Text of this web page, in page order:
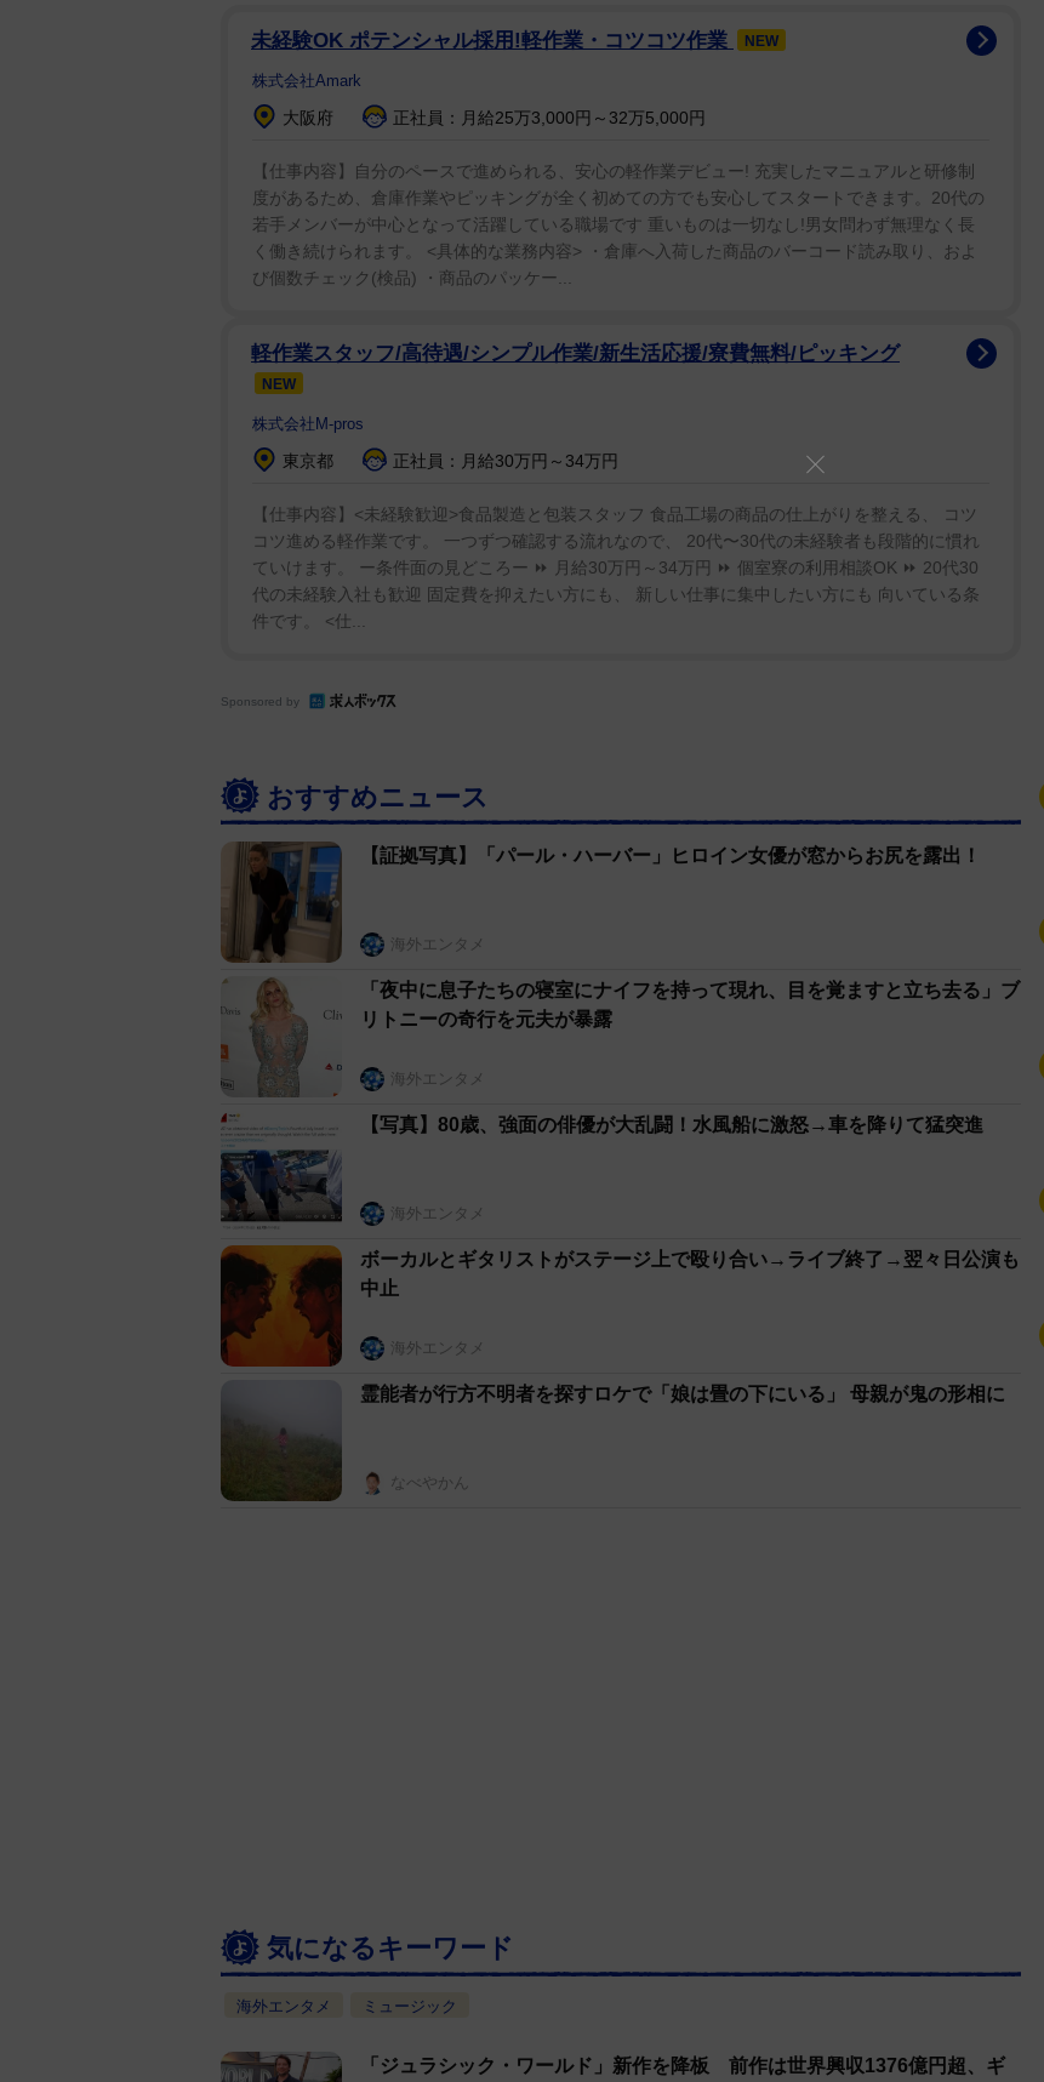
未経験OK ポテンシャル採用!軽作業・コツコツ作業 NEW
株式会社Amark
大阪府 正社員：月給25万3,000円～32万5,000円
【仕事内容】自分のペースで進められる、安心の軽作業デビュー! 充実したマニュアルと研修制
度があるため、倉庫作業やピッキングが全く初めての方でも安心してスタートできます。20代の
若手メンバーが中心となって活躍している職場です 重いものは一切なし!男女問わず無理なく長
く働き続けられます。 <具体的な業務内容> ・倉庫へ入荷した商品のバーコード読み取り、およ
び個数チェック(検品) ・商品のパッケー...
軽作業スタッフ/高待遇/シンプル作業/新生活応援/寮費無料/ピッキング
NEW
株式会社M-pros
東京都 正社員：月給30万円～34万円
【仕事内容】<未経験歓迎>食品製造と包装スタッフ 食品工場の商品の仕上がりを整える、 コツ
コツ進める軽作業です。 一つずつ確認する流れなので、 20代〜30代の未経験者も段階的に慣れ
ていけます。 ー条件面の見どころー ⏩ 月給30万円～34万円 ⏩ 個室寮の利用相談OK ⏩ 20代30
代の未経験入社も歓迎 固定費を抑えたい方にも、 新しい仕事に集中したい方にも 向いている条
件です。 <仕...
Sponsored by
おすすめニュース
【証拠写真】「パール・ハーバー」ヒロイン女優が窓からお尻を露出！
海外エンタメ
「夜中に息子たちの寝室にナイフを持って現れ、目を覚ますと立ち去る」ブ
リトニーの奇行を元夫が暴露
海外エンタメ
【写真】80歳、強面の俳優が大乱闘！水風船に激怒→車を降りて猛突進
海外エンタメ
ボーカルとギタリストがステージ上で殴り合い→ライブ終了→翌々日公演も
中止
海外エンタメ
霊能者が行方不明者を探すロケで「娘は畳の下にいる」 母親が鬼の形相に
なべやかん
気になるキーワード
海外エンタメ ミュージック
「ジュラシック・ワールド」新作を降板 前作は世界興収1376億円超、ギ